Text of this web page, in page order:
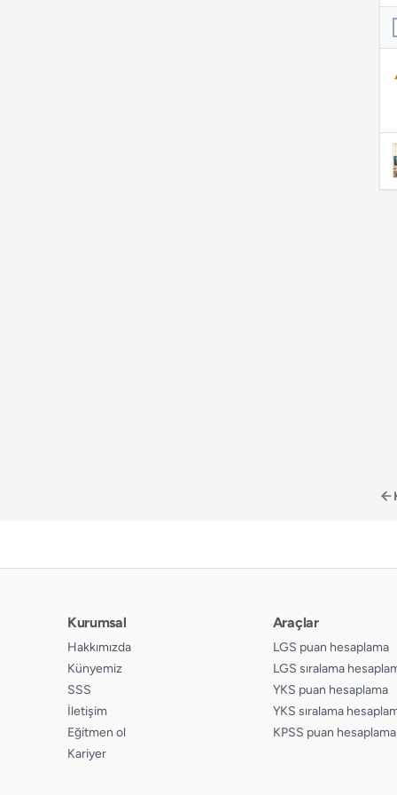
Kurumsal
Hakkımızda
Künyemiz
SSS
İletişim
Eğitmen ol
Kariyer
Araçlar
LGS puan hesaplama
LGS sıralama
YKS puan hesaplama
YKS sıralama
KPSS puan hesaplama